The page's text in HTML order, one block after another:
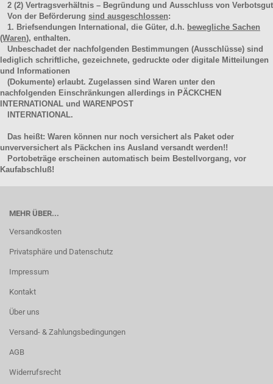
2 (2) Vertragsverhältnis – Begründung und Ausschluss von Verbotsgut
Von der Beförderung sind ausgeschlossen:
1. Briefsendungen International, die Güter, d.h. bewegliche Sachen
(Waren), enthalten.
Unbeschadet der nachfolgenden Bestimmungen (Ausschlüsse) sind
lediglich schriftliche, gezeichnete, gedruckte oder digitale Mitteilungen
und Informationen
(Dokumente) erlaubt. Zugelassen sind Waren unter den
nachfolgenden Einschränkungen allerdings in PÄCKCHEN
INTERNATIONAL und WARENPOST
INTERNATIONAL.
Das heißt: Waren können nur noch versichert als Paket oder
unverversichert als Päckchen ins Ausland versandt werden!!
Portobeträge erscheinen automatisch beim Bestellvorgang, vor
Kaufabschluß!
MEHR ÜBER...
Versandkosten
Privatsphäre und Datenschutz
Impressum
Kontakt
Über uns
Versand- & Zahlungsbedingungen
AGB
Widerrufsrecht